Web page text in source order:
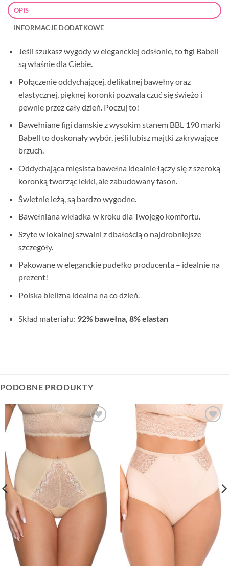
OPIS
INFORMACJE DODATKOWE
Jeśli szukasz wygody w eleganckiej odsłonie, to figi Babell
są właśnie dla Ciebie.
Połączenie oddychającej, delikatnej bawełny oraz
elastycznej, pięknej koronki pozwala czuć się świeżo i
pewnie przez cały dzień. Poczuj to!
Bawełniane figi damskie z wysokim stanem BBL 190 marki
Babell to doskonały wybór, jeśli lubisz majtki zakrywające
brzuch.
Oddychająca mięsista bawełna idealnie łączy się z szeroką
koronką tworząc lekki, ale zabudowany fason.
Świetnie leżą, są bardzo wygodne.
Bawełniana wkładka w kroku dla Twojego komfortu.
Szyte w lokalnej szwalni z dbałością o najdrobniejsze
szczegóły.
Pakowane w eleganckie pudełko producenta – idealnie na
prezent!
Polska bielizna idealna na co dzień.
Skład materiału: 92% bawełna, 8% elastan
PODOBNE PRODUKTY